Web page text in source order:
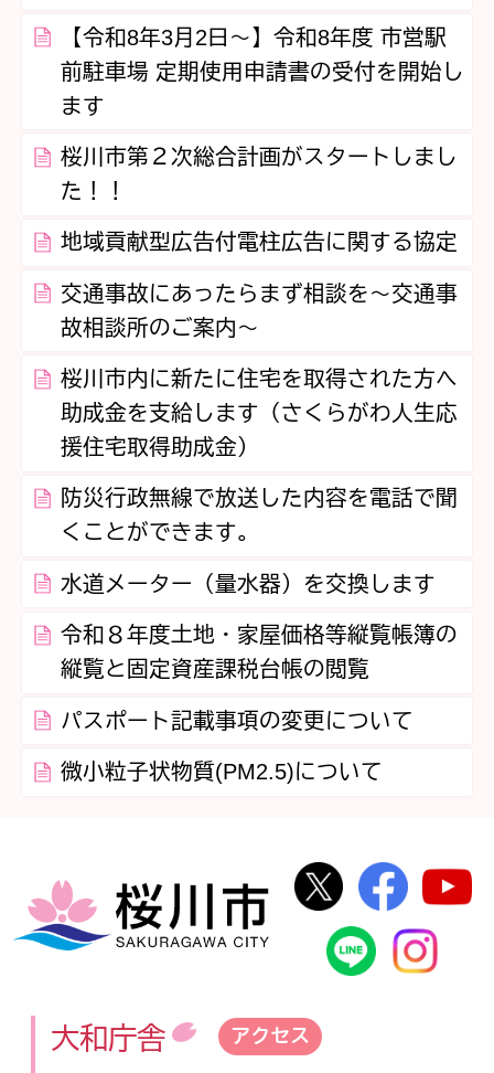
【令和8年3月2日～】令和8年度 市営駅
前駐車場 定期使用申請書の受付を開始し
ます
桜川市第２次総合計画がスタートしまし
た！！
地域貢献型広告付電柱広告に関する協定
交通事故にあったらまず相談を～交通事
故相談所のご案内～
桜川市内に新たに住宅を取得された方へ
助成金を支給します（さくらがわ人生応
援住宅取得助成金）
防災行政無線で放送した内容を電話で聞
くことができます。
水道メーター（量水器）を交換します
令和８年度土地・家屋価格等縦覧帳簿の
縦覧と固定資産課税台帳の閲覧
パスポート記載事項の変更について
微小粒子状物質(PM2.5)について
桜川市
桜川市公式
桜川
桜川市公
大和庁舎 アクセス